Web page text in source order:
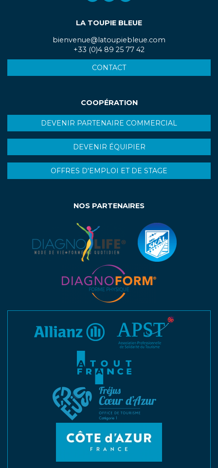
LA TOUPIE BLEUE
bienvenue@latoupiebleue.com
+33 (0)4 89 25 77 42
CONTACT
COOPÉRATION
DEVENIR PARTENAIRE COMMERCIAL
DEVENIR ÉQUIPIER
OFFRES D'EMPLOI ET DE STAGE
NOS PARTENAIRES